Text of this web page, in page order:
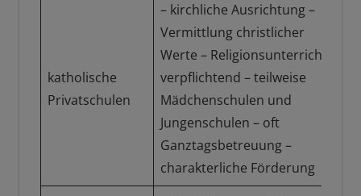
katholische
Privatschulen
– kirchliche Ausrichtung –
Vermittlung christlicher
Werte – Religionsunterricht
verpflichtend – teilweise
Mädchenschulen und
Jungenschulen – oft
Ganztagsbetreuung –
charakterliche Förderung